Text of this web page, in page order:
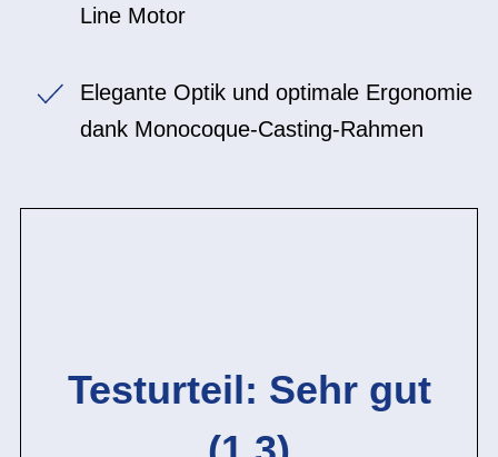
Line Motor
Elegante Optik und optimale Ergonomie
dank Monocoque-Casting-Rahmen
Testurteil: Sehr gut